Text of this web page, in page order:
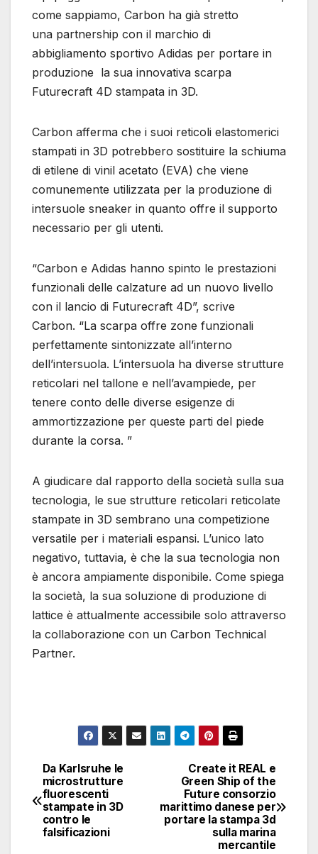
come sappiamo, Carbon ha già stretto
una partnership con il marchio di
abbigliamento sportivo Adidas per portare in
produzione la sua innovativa scarpa
Futurecraft 4D stampata in 3D.
Carbon afferma che i suoi reticoli elastomerici
stampati in 3D potrebbero sostituire la schiuma
di etilene di vinil acetato (EVA) che viene
comunemente utilizzata per la produzione di
intersuole sneaker in quanto offre il supporto
necessario per gli utenti.
“Carbon e Adidas hanno spinto le prestazioni
funzionali delle calzature ad un nuovo livello
con il lancio di Futurecraft 4D”, scrive
Carbon. “La scarpa offre zone funzionali
perfettamente sintonizzate all’interno
dell’intersuola. L’intersuola ha diverse strutture
reticolari nel tallone e nell’avampiede, per
tenere conto delle diverse esigenze di
ammortizzazione per queste parti del piede
durante la corsa. ”
A giudicare dal rapporto della società sulla sua
tecnologia, le sue strutture reticolari reticolate
stampate in 3D sembrano una competizione
versatile per i materiali espansi. L’unico lato
negativo, tuttavia, è che la sua tecnologia non
è ancora ampiamente disponibile. Come spiega
la società, la sua soluzione di produzione di
lattice è attualmente accessibile solo attraverso
la collaborazione con un Carbon Technical
Partner.
Navigazione
articoli
Create it REAL e
Green Ship of the
Future consorzio
marittimo danese per
portare la stampa 3d
sulla marina
mercantile
Da Karlsruhe le
microstrutture
fluorescenti
stampate in 3D
contro le
falsificazioni